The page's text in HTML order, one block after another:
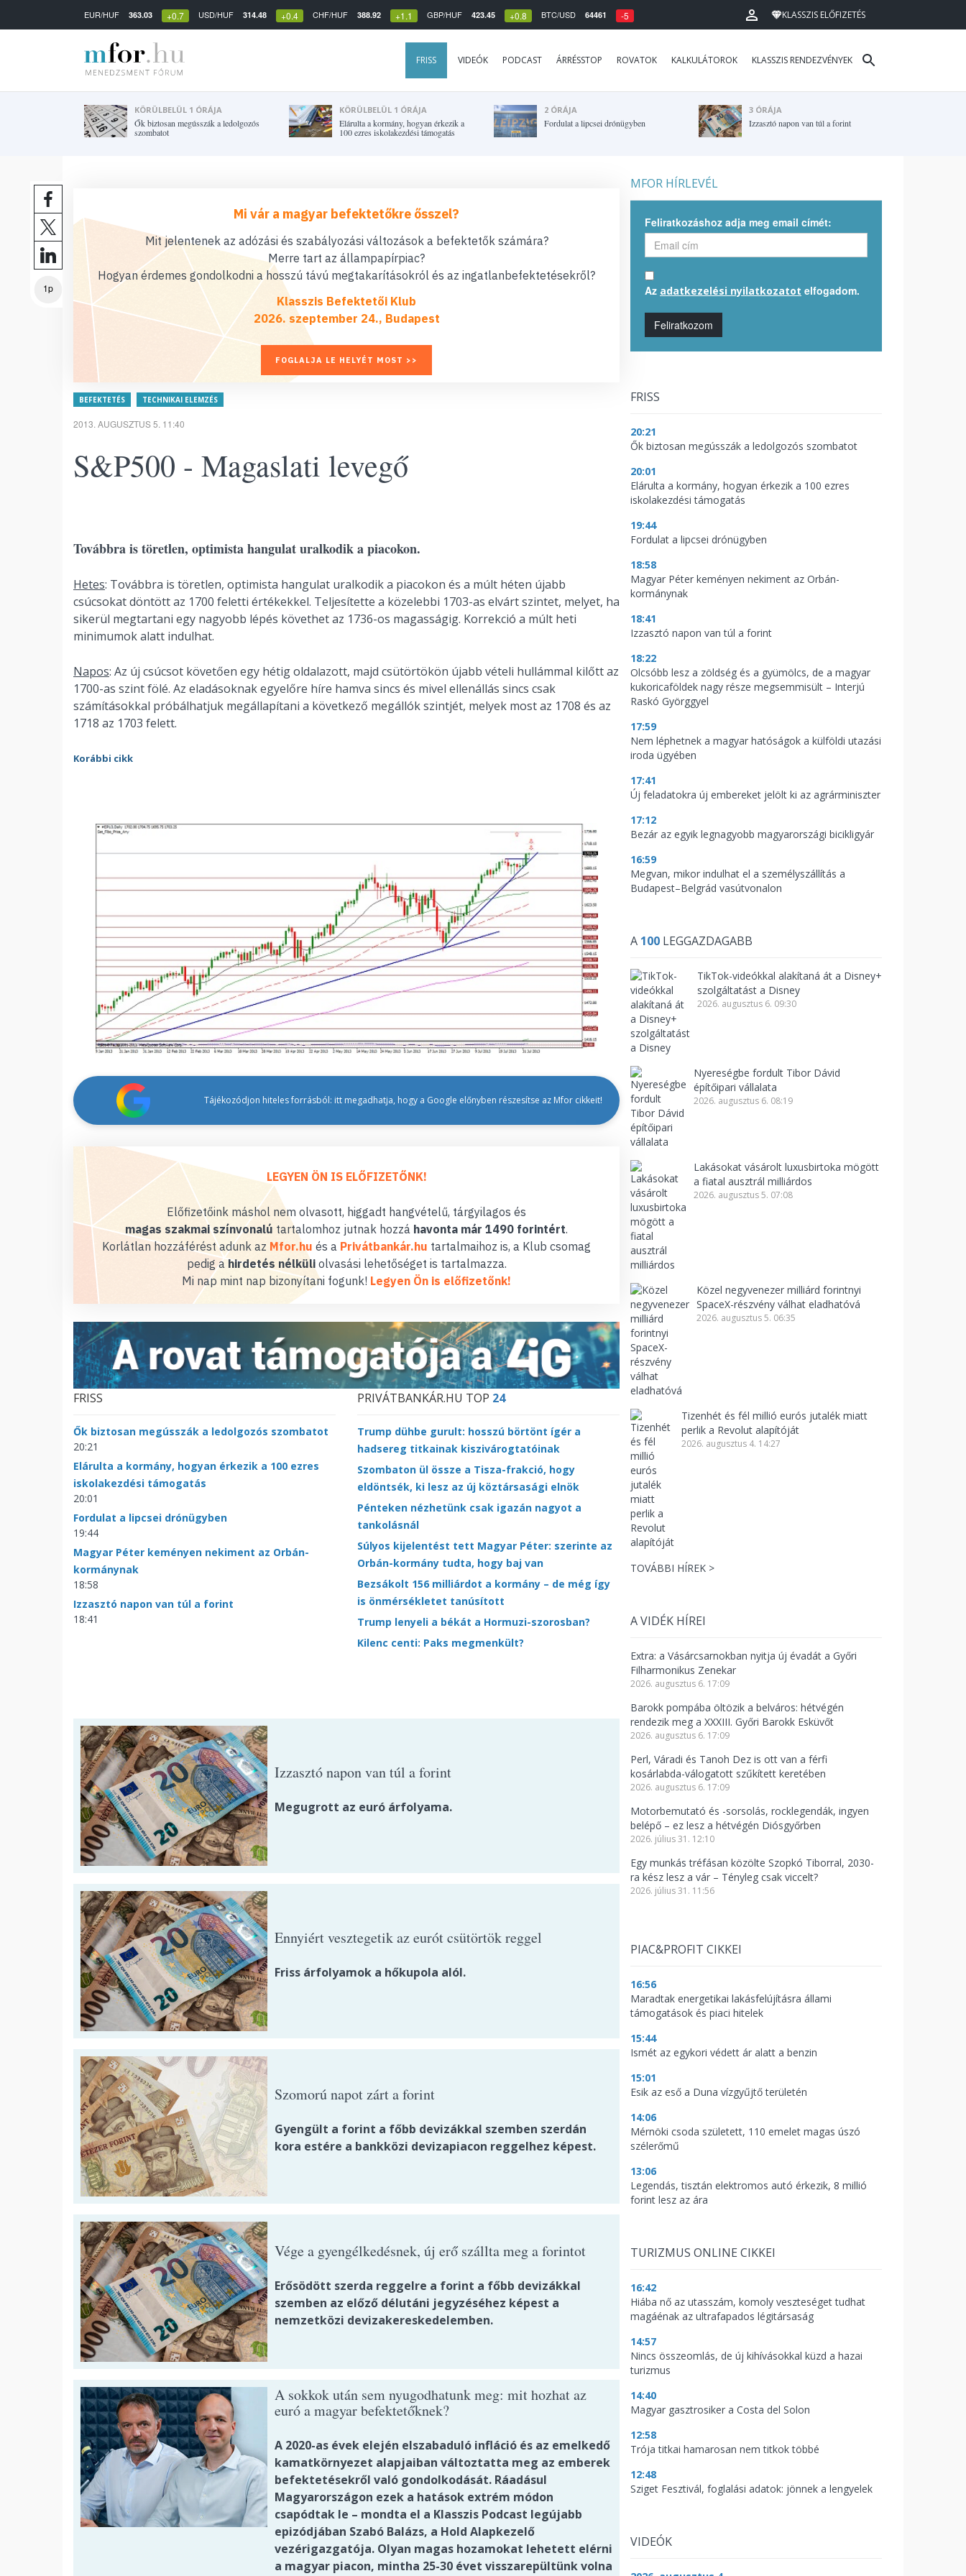
EUR/HUF 363.03 +0.7 USD/HUF 314.48 +0.4 CHF/HUF 388.92 +1.1 GBP/HUF 423.45 +0.8 BTC/USD 64461 -5 KLASSZIS ELŐFIZETÉS
FRISS VIDEÓK PODCAST ÁRRÉSSTOP ROVATOK KALKULÁTOROK KLASSZIS RENDEZVÉNYEK
KÖRÜLBELÜL 1 ÓRÁJA
Ők biztosan megússzák a ledolgozós
szombatot
KÖRÜLBELÜL 1 ÓRÁJA
Elárulta a kormány, hogyan érkezik a
100 ezres iskolakezdési támogatás
2 ÓRÁJA
Fordulat a lipcsei drónügyben
3 ÓRÁJA
Izzasztó napon van túl a forint
1p
Mi vár a magyar befektetőkre ősszel?
Mit jelentenek az adózási és szabályozási változások a befektetők számára?
Merre tart az állampapírpiac?
Hogyan érdemes gondolkodni a hosszú távú megtakarításokról és az ingatlanbefektetésekről?
Klasszis Befektetői Klub
2026. szeptember 24., Budapest
FOGLALJA LE HELYÉT MOST >>
BEFEKTETÉS TECHNIKAI ELEMZÉS
2013. AUGUSZTUS 5. 11:40
S&P500 - Magaslati levegő
Továbbra is töretlen, optimista hangulat uralkodik a piacokon.
Hetes: Továbbra is töretlen, optimista hangulat uralkodik a piacokon és a múlt héten újabb
csúcsokat döntött az 1700 feletti értékekkel. Teljesítette a közelebbi 1703-as elvárt szintet, melyet, ha
sikerül megtartani egy nagyobb lépés követhet az 1736-os magasságig. Korrekció a múlt heti
minimumok alatt indulhat.
Napos: Az új csúcsot követően egy hétig oldalazott, majd csütörtökön újabb vételi hullámmal kilőtt az
1700-as szint fölé. Az eladásoknak egyelőre híre hamva sincs és mivel ellenállás sincs csak
számításokkal próbálhatjuk megállapítani a következő megállók szintjét, melyek most az 1708 és az
1718 az 1703 felett.
Korábbi cikk
Tájékozódjon hiteles forrásból: itt megadhatja, hogy a Google előnyben részesítse az Mfor cikkeit!
LEGYEN ÖN IS ELŐFIZETŐNK!
Előfizetőink máshol nem olvasott, higgadt hangvételű, tárgyilagos és
magas szakmai színvonalú tartalomhoz jutnak hozzá havonta már 1490 forintért.
Korlátlan hozzáférést adunk az Mfor.hu és a Privátbankár.hu tartalmaihoz is, a Klub csomag
pedig ahirdetés nélküliolvasási lehetőséget is tartalmazza.
Mi nap mint nap bizonyítani fogunk! Legyen Ön is előfizetőnk!
FRISS
Ők biztosan megússzák a ledolgozós szombatot
20:21
Elárulta a kormány, hogyan érkezik a 100 ezres
iskolakezdési támogatás
20:01
Fordulat a lipcsei drónügyben
19:44
Magyar Péter keményen nekiment az Orbán-
kormánynak
18:58
Izzasztó napon van túl a forint
18:41
PRIVÁTBANKÁR.HU TOP 24
Trump dühbe gurult: hosszú börtönt ígér a
hadsereg titkainak kiszivárogtatóinak
Szombaton ül össze a Tisza-frakció, hogy
eldöntsék, ki lesz az új köztársasági elnök
Pénteken nézhetünk csak igazán nagyot a
tankolásnál
Súlyos kijelentést tett Magyar Péter: szerinte az
Orbán-kormány tudta, hogy baj van
Bezsákolt 156 milliárdot a kormány – de még így
is önmérsékletet tanúsított
Trump lenyeli a békát a Hormuzi-szorosban?
Kilenc centi: Paks megmenkült?
Izzasztó napon van túl a forint
Megugrott az euró árfolyama.
Ennyiért vesztegetik az eurót csütörtök reggel
Friss árfolyamok a hőkupola alól.
Szomorú napot zárt a forint
Gyengült a forint a főbb devizákkal szemben szerdán
kora estére a bankközi devizapiacon reggelhez képest.
Vége a gyengélkedésnek, új erő szállta meg a forintot
Erősödött szerda reggelre a forint a főbb devizákkal
szemben az előző délutáni jegyzéséhez képest a
nemzetközi devizakereskedelemben.
A sokkok után sem nyugodhatunk meg: mit hozhat az
euró a magyar befektetőknek?
A 2020-as évek elején elszabaduló infláció és az emelkedő
kamatkörnyezet alapjaiban változtatta meg az emberek
befektetésekről való gondolkodását. Ráadásul
Magyarországon ezek a hatások extrém módon
csapódtak le – mondta el a Klasszis Podcast legújabb
epizódjában Szabó Balázs, a Hold Alapkezelő
vezérigazgatója. Olyan magas hozamokat lehetett elérni
a magyar piacon, mintha 25-30 évet visszarepültünk volna
MFOR HÍRLEVÉL
Feliratkozáshoz adja meg email címét:
Az adatkezelési nyilatkozatot elfogadom.
Feliratkozom
FRISS
20:21
Ők biztosan megússzák a ledolgozós szombatot
20:01
Elárulta a kormány, hogyan érkezik a 100 ezres
iskolakezdési támogatás
19:44
Fordulat a lipcsei drónügyben
18:58
Magyar Péter keményen nekiment az Orbán-
kormánynak
18:41
Izzasztó napon van túl a forint
18:22
Olcsóbb lesz a zöldség és a gyümölcs, de a magyar
kukoricaföldek nagy része megsemmisült – Interjú
Raskó Györggyel
17:59
Nem léphetnek a magyar hatóságok a külföldi utazási
iroda ügyében
17:41
Új feladatokra új embereket jelölt ki az agrárminiszter
17:12
Bezár az egyik legnagyobb magyarországi bicikligyár
16:59
Megvan, mikor indulhat el a személyszállítás a
Budapest–Belgrád vasútvonalon
A 100 LEGGAZDAGABB
TikTok-videókkal alakítaná át a Disney+
szolgáltatást a Disney
2026. augusztus 6. 09:30
Nyereségbe fordult Tibor Dávid
építőipari vállalata
2026. augusztus 6. 08:19
Lakásokat vásárolt luxusbirtoka mögött
a fiatal ausztrál milliárdos
2026. augusztus 5. 07:08
Közel negyvenezer milliárd forintnyi
SpaceX-részvény válhat eladhatóvá
2026. augusztus 5. 06:35
Tizenhét és fél millió eurós jutalék miatt
perlik a Revolut alapítóját
2026. augusztus 4. 14:27
TOVÁBBI HÍREK >
A VIDÉK HÍREI
Extra: a Vásárcsarnokban nyitja új évadát a Győri
Filharmonikus Zenekar
2026. augusztus 6. 17:09
Barokk pompába öltözik a belváros: hétvégén
rendezik meg a XXXIII. Győri Barokk Esküvőt
2026. augusztus 6. 17:09
Perl, Váradi és Tanoh Dez is ott van a férfi
kosárlabda-válogatott szűkített keretében
2026. augusztus 6. 17:09
Motorbemutató és -sorsolás, rocklegendák, ingyen
belépő – ez lesz a hétvégén Diósgyőrben
2026. július 31. 12:10
Egy munkás tréfásan közölte Szopkó Tiborral, 2030-
ra kész lesz a vár – Tényleg csak viccelt?
2026. július 31. 11:56
PIAC&PROFIT CIKKEI
16:56
Maradtak energetikai lakásfelújításra állami
támogatások és piaci hitelek
15:44
Ismét az egykori védett ár alatt a benzin
15:01
Esik az eső a Duna vízgyűjtő területén
14:06
Mérnöki csoda született, 110 emelet magas úszó
szélerőmű
13:06
Legendás, tisztán elektromos autó érkezik, 8 millió
forint lesz az ára
TURIZMUS ONLINE CIKKEI
16:42
Hiába nő az utasszám, komoly veszteséget tudhat
magáénak az ultrafapados légitársaság
14:57
Nincs összeomlás, de új kihívásokkal küzd a hazai
turizmus
14:40
Magyar gasztrosiker a Costa del Solon
12:58
Trója titkai hamarosan nem titkok többé
12:48
Sziget Fesztivál, foglalási adatok: jönnek a lengyelek
VIDEÓK